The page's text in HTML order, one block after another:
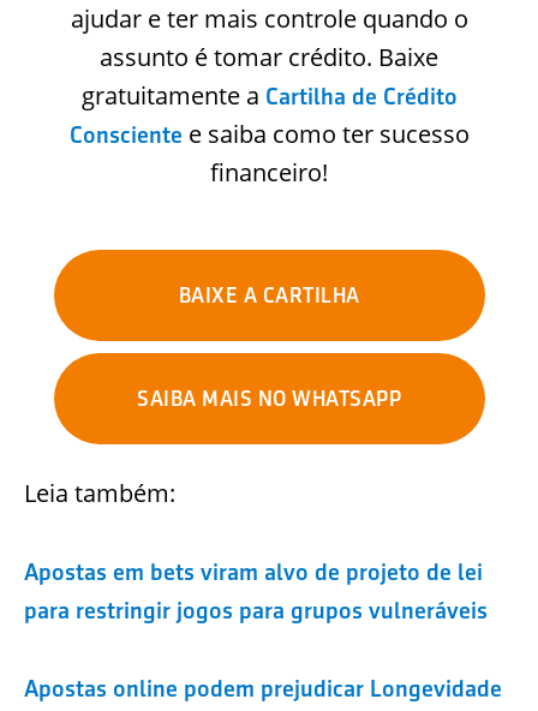
ajudar e ter mais controle quando o
assunto é tomar crédito. Baixe
gratuitamente a Cartilha de Crédito
Consciente e saiba como ter sucesso
financeiro!
BAIXE A CARTILHA
SAIBA MAIS NO WHATSAPP
Leia também:
Apostas em bets viram alvo de projeto de lei
para restringir jogos para grupos vulneráveis
Apostas online podem prejudicar Longevidade